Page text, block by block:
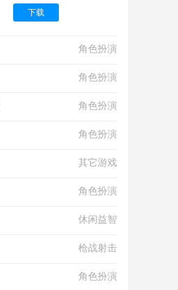
下载
角色扮演
角色扮演
角色扮演
角色扮演
其它游戏
角色扮演
休闲益智
枪战射击
角色扮演